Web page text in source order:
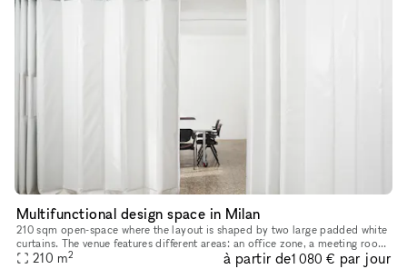
Multifunctional design space in Milan
210 sqm open-space where the layout is shaped by two large padded white
curtains. The venue features different areas: an office zone, a meeting room,
a kitchen, and a relax area. The space is furnish
210 m2 à partir de1 080 € par jour